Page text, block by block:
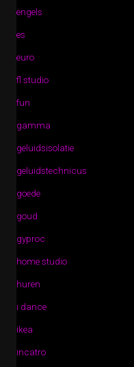
engels
es
euro
fl studio
fun
gamma
geluidsisolatie
geluidstechnicus
goede
goud
gyproc
home studio
huren
i dance
ikea
incatro